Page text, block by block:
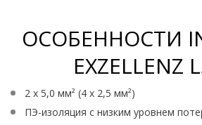
ОСОБЕННОСТИ
EXZELLENZ
2 x 5,0 мм² (4 x 2,5 мм²)
ПЭ-изоляция с низким уровнем